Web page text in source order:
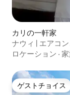
カリの一軒家
ナウィ | エアコ
ロケーション ·
ゲストチョイス
ゲストチョイス